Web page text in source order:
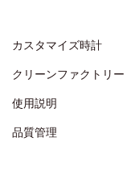
n
5
カスタマイズ時計
クリーンファクトリー
使用説明
品質管理